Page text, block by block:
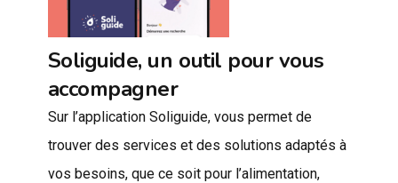
Soliguide, un outil pour vous
accompagner
Sur l’application Soliguide, vous permet de
trouver des services et des solutions adaptés à
vos besoins, que ce soit pour l’alimentation,